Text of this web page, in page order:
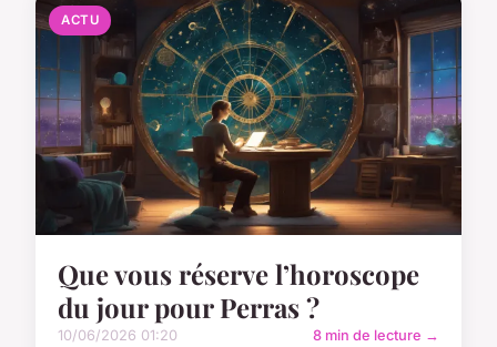
ACTU
Que vous réserve l’horoscope
du jour pour Perras ?
10/06/2026 01:20 8 min de lecture →